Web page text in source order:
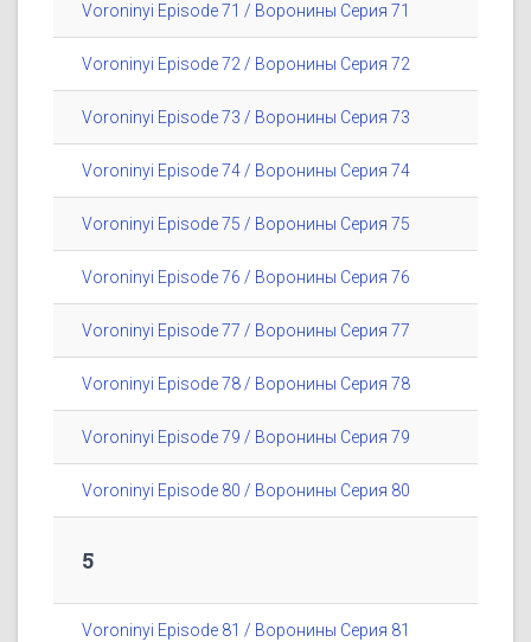
Voroninyi Episode 71 / Воронины Серия 71
Voroninyi Episode 72 / Воронины Серия 72
Voroninyi Episode 73 / Воронины Серия 73
Voroninyi Episode 74 / Воронины Серия 74
Voroninyi Episode 75 / Воронины Серия 75
Voroninyi Episode 76 / Воронины Серия 76
Voroninyi Episode 77 / Воронины Серия 77
Voroninyi Episode 78 / Воронины Серия 78
Voroninyi Episode 79 / Воронины Серия 79
Voroninyi Episode 80 / Воронины Серия 80
5
Voroninyi Episode 81 / Воронины Серия 81